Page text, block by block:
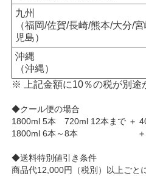
九州
（福岡/佐賀/長崎/熊本/大分/
児島）
沖縄
（沖縄）
※ 上記金額に10％の税が別途
◆クール便の場合
1800ml 5本 720ml 12本まで ＋
1800ml 6本～8本 ＋660
◆送料特別値引き条件
商品代12,000円（税別）以上ごと